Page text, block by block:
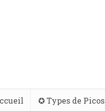
✪ Types de Picos